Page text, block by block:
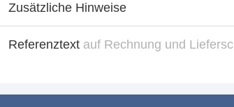
Zusätzliche Hinweise
Referenztext auf Rechnung und